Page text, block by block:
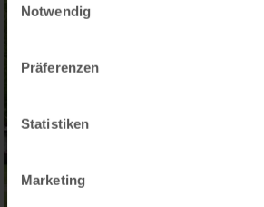
Notwendig
Präferenzen
Statistiken
Marketing